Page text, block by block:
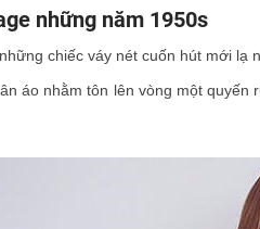
những năm 1950s
chiếc váy nét cuốn hút mới lạ
áo nhằm tôn lên vòng một